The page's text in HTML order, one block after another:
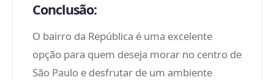
Conclusão:
O bairro da República é uma excelente
opção para quem deseja morar no centro de
São Paulo e desfrutar de um ambiente